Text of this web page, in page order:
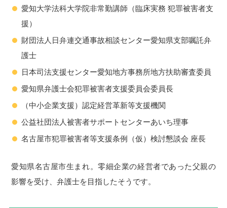
愛知大学法科大学院非常勤講師（臨床実務 犯罪被害者支
援）
財団法人日弁連交通事故相談センター愛知県支部嘱託弁
護士
日本司法支援センター愛知地方事務所地方扶助審査委員
愛知県弁護士会犯罪被害者支援委員会委員長
（中小企業支援）認定経営革新等支援機関
公益社団法人被害者サポートセンターあいち理事
名古屋市犯罪被害者等支援条例（仮）検討懇談会 座長
愛知県名古屋市生まれ。零細企業の経営者であった父親の
影響を受け、弁護士を目指したそうです。